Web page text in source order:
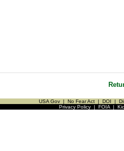
USA Gov | No Fear Act | DOI |
Privacy Policy| FOIA|